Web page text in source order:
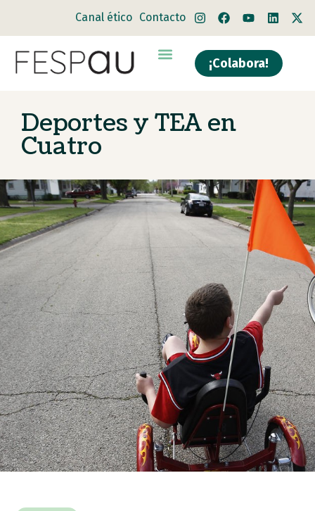
Canal ético Contacto
¡Colabora!
Deportes y TEA en
Cuatro